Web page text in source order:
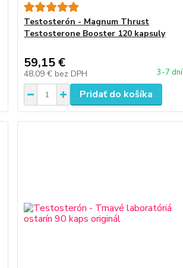
Testosterón - Magnum Thrust
Testosterone Booster 120 kapsuly
59,15 €
48,09 € bez DPH 3-7 dní
Pridať do košíka